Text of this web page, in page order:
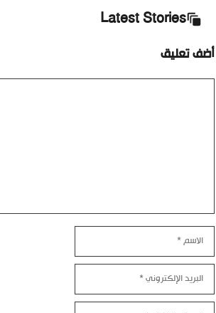
Latest Stories
أضف تعليق
الإلكتروني